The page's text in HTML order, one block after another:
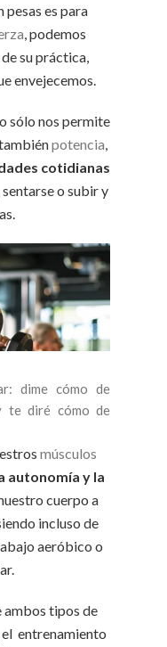
es para
, podemos
su práctica,
envejecemos.
sólo nos permite
potencia,
cotidianas
o subir y
dime cómo de
te diré cómo de
músculos
autonomía y la
cuerpo a
incluso de
aeróbico o
ambos tipos de
entrenamiento